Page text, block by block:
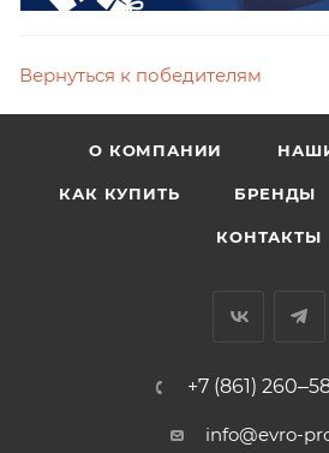
Вернуться к победителям
О КОМПАНИИ
КАК КУПИТЬ БРЕНДЫ
КОНТАКТЫ
+7 (861)
info@evro-